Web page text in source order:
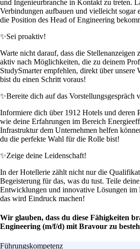
und Ingenieurbranche in Kontakt zu treten.
Verbindungen aufbauen und vielleicht sogar
die Position des Head of Engineering
✨Sei proaktiv!
Warte nicht darauf, dass die Stellenanzeigen
aktiv nach Möglichkeiten, die zu deinem
StudySmarter empfehlen, direkt über unsere
bist du einen Schritt voraus!
✨Bereite dich auf das Vorstellungsgespräch
Informiere dich über 1912 Hotels und deren
wie deine Erfahrungen im Bereich
Infrastruktur dem Unternehmen helfen
du die perfekte Wahl für die Rolle bist!
✨Zeige deine Leidenschaft!
In der Hotellerie zählt nicht nur die
Begeisterung für das, was du tust. Teile
Entwicklungen und innovative Lösungen im
das wird Eindruck machen!
Wir glauben, dass du diese Fähigkeiten
Engineering (m/f/d) mit Bravour zu
Führungskompetenz